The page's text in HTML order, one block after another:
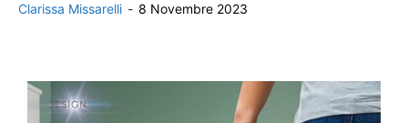
Clarissa Missarelli - 8 Novembre 2023